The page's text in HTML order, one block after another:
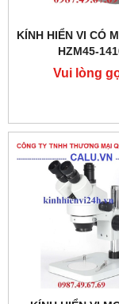
KÍNH HIỂN VI CÓ
HZM45-
Vui lòng